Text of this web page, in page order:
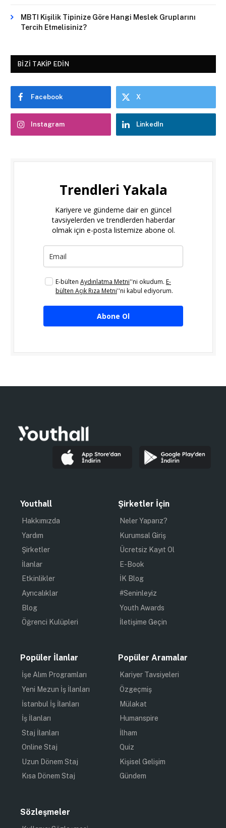
MBTI Kişilik Tipinize Göre Hangi Meslek Gruplarını
Tercih Etmelisiniz?
BIZI TAKIP EDIN
Facebook X
Instagram LinkedIn
Trendleri Yakala
Kariyere ve gündeme dair en güncel
tavsiyelerden ve trendlerden haberdar
olmak için e-posta listemize abone ol.
E-bülten Aydınlatma Metni''ni okudum. E-
bülten Açık Rıza Metni''ni kabul ediyorum.
Abone Ol
Youthall
Hakkımızda
Yardım
Şirketler
İlanlar
Etkinlikler
Ayrıcalıklar
Blog
Öğrenci Kulüpleri
Şirketler İçin
Neler Yaparız?
Kurumsal Giriş
Ücretsiz Kayıt Ol
E-Book
İK Blog
#Seninleyiz
Youth Awards
İletişime Geçin
Popüler İlanlar
İşe Alım Programları
Yeni Mezun İş İlanları
İstanbul İş İlanları
İş İlanları
Staj İlanları
Online Staj
Uzun Dönem Staj
Kısa Dönem Staj
Popüler Aramalar
Kariyer Tavsiyeleri
Özgeçmiş
Mülakat
Humanspire
İlham
Quiz
Kişisel Gelişim
Gündem
Sözleşmeler